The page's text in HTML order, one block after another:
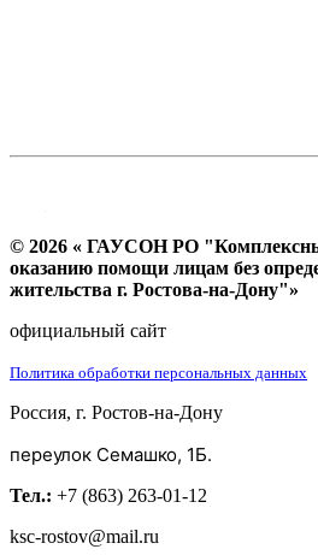
© 2026 « ГАУСОН РО
оказанию помощи лицам без
жительства г. Ростова-на-Дону"»
официальный сайт
Политика обработки персональных данных
Россия, г. Ростов-на-Дону
переулок Семашко, 1Б.
Тел.: +7 (863) 263-01-12
ksc-rostov@mail.ru